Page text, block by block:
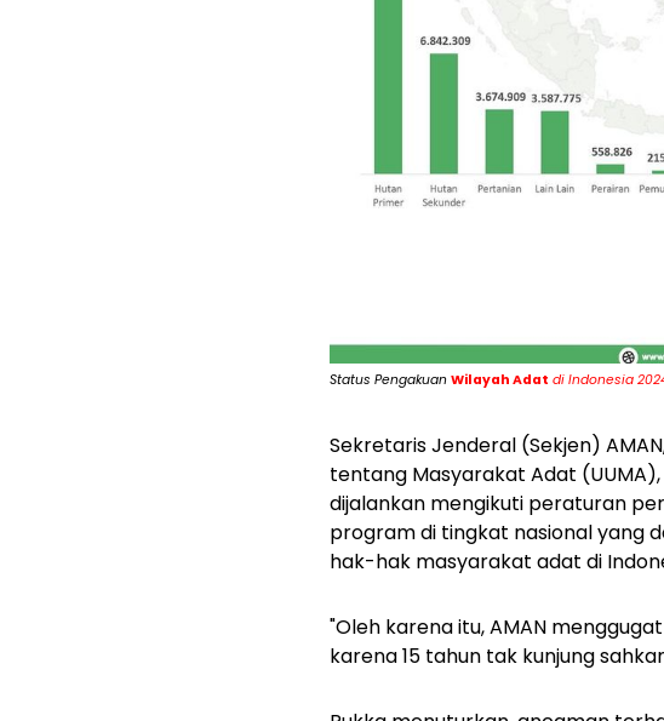
Status Pengakuan Wilayah Adat di Indonesia
Sekretaris Jenderal (Sekjen)
tentang Masyarakat Adat
dijalankan mengikuti peraturan
program di tingkat nasional yang
hak-hak masyarakat adat di
"Oleh karena itu, AMAN
karena 15 tahun tak kunjung